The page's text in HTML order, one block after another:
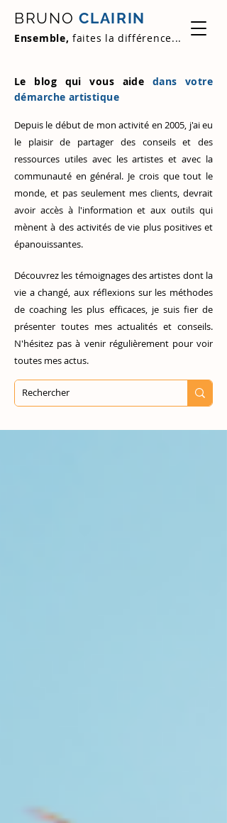
BRUNO CLAIRIN
Ensemble, faites la différence...
Le blog qui vous aide dans votre
démarche artistique
Depuis le début de mon activité en 2005, j'ai eu
le plaisir de partager des conseils et des
ressources utiles avec les artistes et avec la
communauté en général. Je crois que tout le
monde, et pas seulement mes clients, devrait
avoir accès à l'information et aux outils qui
mènent à des activités de vie plus positives et
épanouissantes.
Découvrez les témoignages des artistes dont la
vie a changé, aux réflexions sur les méthodes
de coaching les plus efficaces, je suis fier de
présenter toutes mes actualités et conseils.
N'hésitez pas à venir régulièrement pour voir
toutes mes actus.